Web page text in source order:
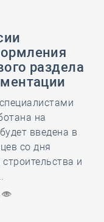
раздела
на
введена в
со дня
и